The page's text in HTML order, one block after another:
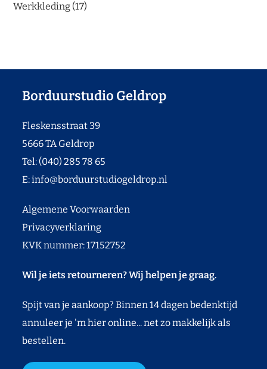
Werkkleding 17
Borduurstudio Geldrop
Fleskensstraat 39
5666 TA Geldrop
Tel: (040) 285 78 65
E:info@borduurstudiogeldrop.nl
Algemene Voorwaarden
Privacyverklaring
KVK nummer: 17152752
Wil je iets retourneren? Wij helpen je graag.
Spijt van je aankoop? Binnen 14 dagen bedenktijd
annuleer je 'm hier online... net zo makkelijk als
bestellen.